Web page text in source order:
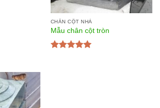
CHÂN CỘT NHÀ
Mẫu chân cột tròn